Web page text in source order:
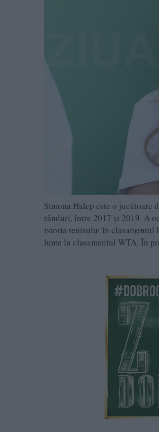
Simona Halep este o jucătoare
rânduri, între 2017 și 2019. A
istoria tenisului în
lume în clasamentul WTA. În